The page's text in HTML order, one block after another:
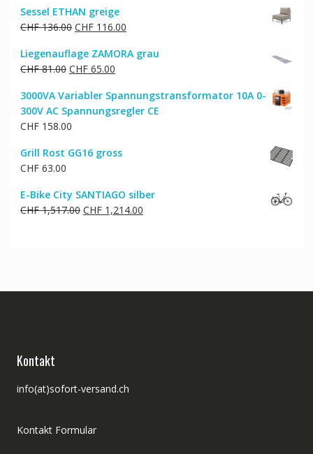
war:
CHF 42.00
ist:
CHF 37.00.
Sessel ETHAN greige
CHF136.00 Ursprünglicher
war:
CHF 136.00
CHF116.00Aktueller
ist:
Liegenauflage ZAMORA grau
CHF81.00 Ursprünglicher
war:
CHF 81.00
CHF65.00Aktueller
ist:
CHF 65.00.
3000VA Variabler Spannungstransformator 10A 0-
300V AC Spannungsregler CE
CHF158.00
Grill Rost GG16 gross
CHF63.00
E-Bike City SANTIAGO silber
CHF1,517.00 Ursprünglicher
CHF1,214.00Aktueller
Kontakt
info(at)sofort-versand.ch
Kontakt Formular